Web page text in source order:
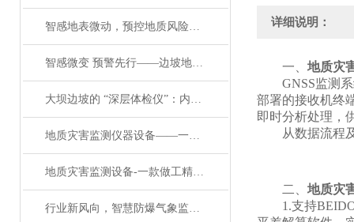
智感地表微动，预控地质风险——GNSS监测预警系统的实践与革新
智感微变 预警先行——边坡地质灾害监测预警系统的技术革新与实践
大坝边坡的 “深层体检仪”：内部位移监测站如何筑牢安全屏障
地质灾害监测仪器设备——一款一物降一物的地质灾害监测设备#2024已更新
地质灾害监测设备-一款做工精良的地质灾害监测仪#2023已更新
行业新风向，智慧防爆气象监测服务系统开启防爆监测智能化时代
详细说明：
一、 地质灾
GNSS监测系
部署的接收机终
即时分析处理，
从数据流程及
二、 地质灾
1.支持BEIDOU